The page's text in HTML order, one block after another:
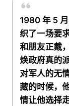
1980 年 5
织了一场要
和朋友正戴
焕政府真的
对军人的无
藏的时候，
情让他选择